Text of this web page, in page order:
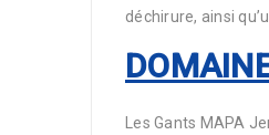
déchirure, ainsi
Les Gants MAPA